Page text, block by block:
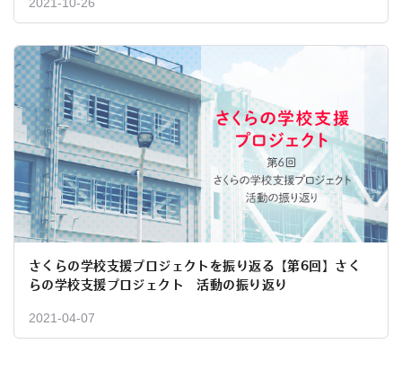
さくらの学校支援プロジェクトを振り返る【第6回】さく
らの学校支援プロジェクト 活動の振り返り
2021-04-07